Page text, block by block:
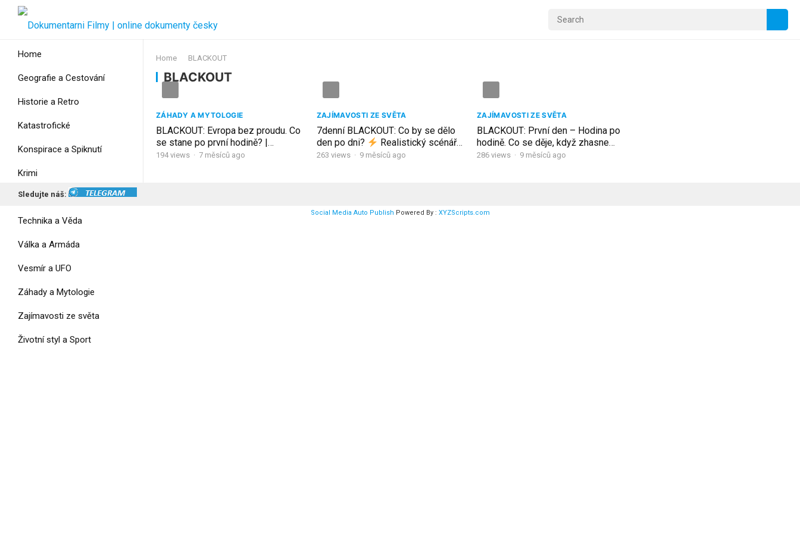
Home
Geografie a Cestování
Historie a Retro
Katastrofické
Konspirace a Spiknutí
Krimi
Myšlení
Technika a Věda
Válka a Armáda
Vesmír a UFO
Záhady a Mytologie
Zajímavosti ze světa
Životní styl a Sport
Home BLACKOUT
BLACKOUT
ZÁHADY A MYTOLOGIE
BLACKOUT: Evropa bez proudu. Co
se stane po první hodině? |
Dokument CZ | Mýty a Fakta
194views · 7 měsíců ago
ZAJÍMAVOSTI ZE SVĚTA
7denní BLACKOUT: Co by se dělo
den po dni?
Realistický scénář
bez elektřiny.
263 views · 9 měsíců ago
ZAJÍMAVOSTI ZE SVĚTA
BLACKOUT: První den – Hodina po
hodině. Co se děje, když zhasne
celá Evropa? II.díl
286 views · 9 měsíců ago
Sledujte náš:
Social Media Auto Publish Powered By : XYZScripts.com